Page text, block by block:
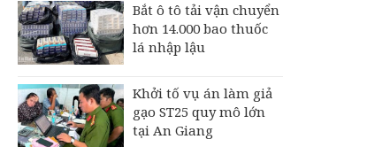
Bắt ô tô tải vận chuyển
hơn 14.000 bao thuốc
lá nhập lậu
Khởi tố vụ án làm giả
gạo ST25 quy mô lớn
tại An Giang